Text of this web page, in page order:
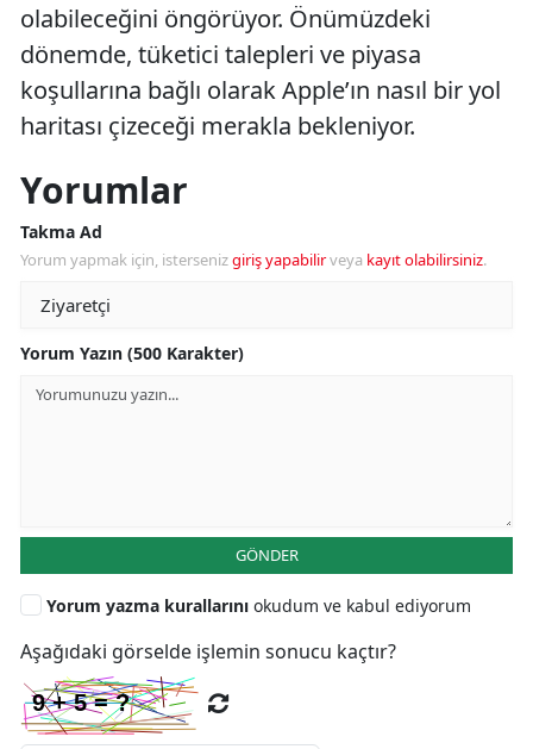
olabileceğini öngörüyor. Önümüzdeki
dönemde, tüketici talepleri ve piyasa
koşullarına bağlı olarak Apple’ın nasıl bir yol
haritası çizeceği merakla bekleniyor.
Yorumlar
Takma Ad
Yorum yapmak için, istersenizgiriş yapabilirveya kayıt olabilirsiniz.
Yorum Yazın (500 Karakter)
GÖNDER
Yorum yazma kurallarını okudum ve kabul ediyorum
Aşağıdaki görselde işlemin sonucu kaçtır?